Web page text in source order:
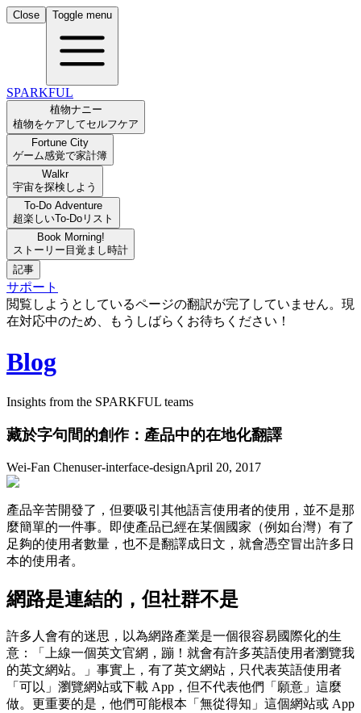
Close Toggle menu
SPARKFUL
植物ナニー
植物をケアしてセルフケア
Fortune City
ゲーム感覚で家計簿
Walkr
宇宙を探検しよう
To-Do Adventure
超楽しいTo-Doリスト
Book Morning!
ストーリー目覚まし時計
記事
サポート
閲覧しようとしているページの翻訳が完了していません。現
在対応中のため、もうしばらくお待ちください！
Blog
Insights from the SPARKFUL teams
藏於字句間的創作：產品中的在地化翻譯
Wei-Fan Chenuser-interface-designApril 20, 2017
產品辛苦開發了，但要吸引其他語言使用者的使用，並不是那
麼簡單的一件事。即使產品已經在某個國家（例如台灣）有了
足夠的使用者數量，也不是翻譯成日文，就會憑空冒出許多日
本的使用者。
網路是連結的，但社群不是
許多人會有的迷思，以為網路產業是一個很容易國際化的生
意：「上線一個英文官網，蹦！就會有許多英語使用者瀏覽我
的英文網站。」事實上，有了英文網站，只代表英語使用者
「可以」瀏覽網站或下載 App，但不代表他們「願意」這麼
做。更重要的是，他們可能根本「無從得知」這個網站或 App